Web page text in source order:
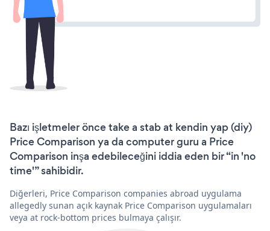
Bazı işletmeler önce take a stab at kendin yap (diy)
Price Comparison ya da computer guru a Price
Comparison inşa edebileceğini iddia eden bir “in 'no
time'” sahibidir.
Diğerleri, Price Comparison companies abroad uygulama
allegedly sunan açık kaynak Price Comparison uygulamaları
veya at rock-bottom prices bulmaya çalışır.